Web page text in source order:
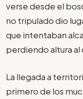
verse desde el
no tripulado dio
que intentaban
perdiendo altura
La llegada a
primero de los